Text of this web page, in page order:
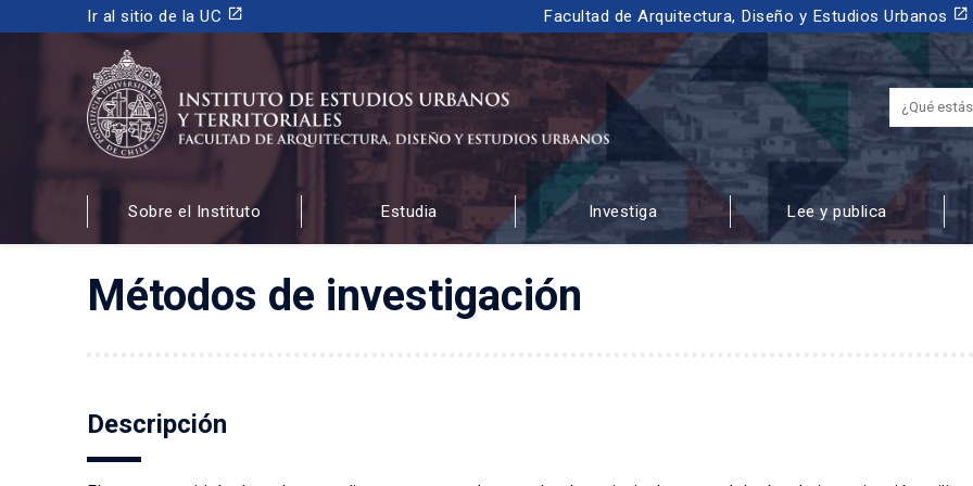
Ir al sitio de la UC launch Facultad de Arquitectura, Diseño y Estudios Urbanos launch
INSTITUTO DE ESTUDIOS URBANOS
Y TERRITORIALES
FACULTAD DE ARQUITECTURA, DISEÑO Y ESTUDIOS URBANOS
Sobre el Instituto Estudia Investiga Lee y publica
Métodos de investigación
Descripción